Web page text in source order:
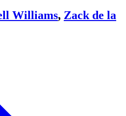
Williams, Zack de la